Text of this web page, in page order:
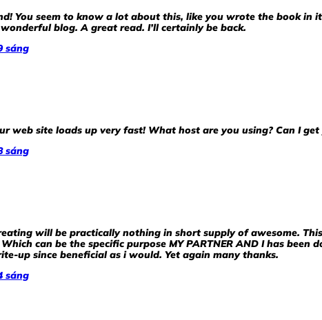
You seem to know a lot about this, like you wrote the book
blog. A great read. I’ll certainly be back.
sáng
web site loads up very fast! What host are you using? Can I
sáng
will be practically nothing in short supply of awesome.
can be the specific purpose MY PARTNER AND I has
up since beneficial as i would. Yet again many thanks.
sáng